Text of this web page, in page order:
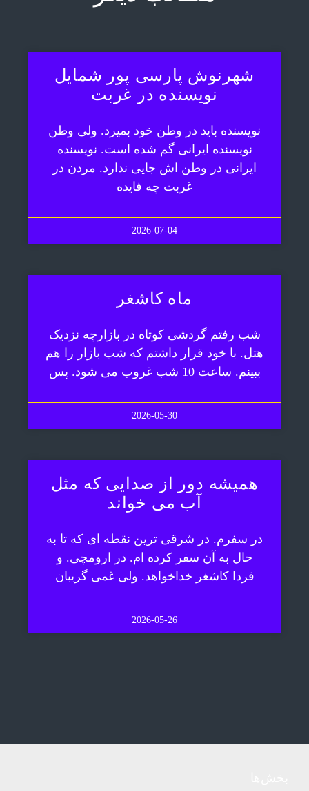
شهرنوش پارسی پور شمایل
نویسنده در غربت
نویسنده باید در وطن خود بمیرد. ولی وطن
نویسنده ایرانی گم شده است. نویسنده
ایرانی در وطن اش جایی ندارد. مردن در
غربت چه فایده
2026-07-04
ماه کاشغر
شب رفتم گردشی کوتاه در بازارچه نزدیک
هتل. با خود قرار داشتم که شب بازار را هم
ببینم. ساعت 10 شب غروب می شود. پس
2026-05-30
همیشه دور از صدایی که مثل
آب می خواند
در سفرم. در شرقی ترین نقطه ای که تا به
حال به آن سفر کرده ام. در ارومچی. و
فردا کاشغر خداخواهد. ولی غمی گریبان
2026-05-26